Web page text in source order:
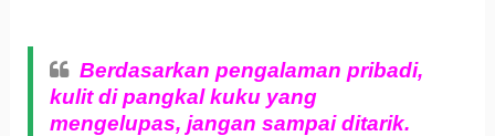
Berdasarkan pengalaman pribadi,
kulit di pangkal kuku yang
mengelupas, jangan sampai ditarik.